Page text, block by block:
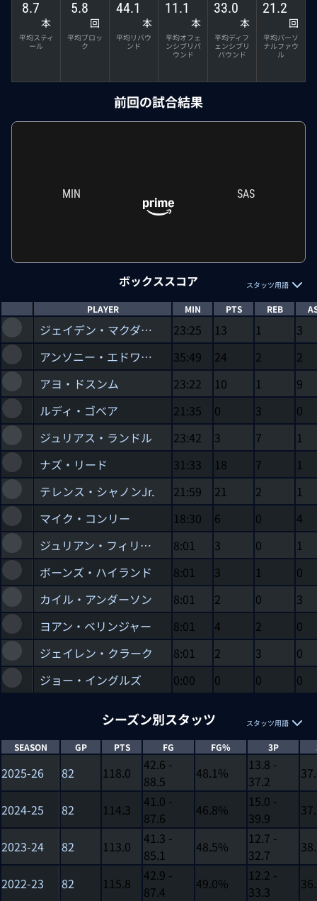
8.7
本
平均スティ
ール
5.8
回
平均ブロッ
ク
44.1
本
平均リバウ
ンド
11.1
本
平均オフェ
ンシブリバ
ウンド
33.0
本
平均ディフ
ェンシブリ
バウンド
21.2
回
平均パーソ
ナルファウ
ル
前回の試合結果
MIN SAS
ボックススコア スタッツ用語
PLAYER MIN PTS REB
ジェイデン・マクダニエルズ 23:25 13 1
3
アンソニー・エドワーズ
35:49 24 2
2
アヨ・ドスンム
23:22 10 1
9
ルディ・ゴべア
21:35 0 3
0
ジュリアス・ランドル
23:42 3 7
1
ナズ・リード
31:33 18 7
1
テレンス・シャノンJr.
21:59 21 2
1
マイク・コンリー
18:30 6 0
4
ジュリアン・フィリップス
8:01 3 0
1
ボーンズ・ハイランド
8:01 3 1
0
カイル・アンダーソン
8:01 2 0
3
ヨアン・ベリンジャー
8:01 4 2
0
ジェイレン・クラーク
8:01 2 3
0
ジョー・イングルズ
0:00 0 0 0
シーズン別スタッツ スタッツ用語
SEASON GP PTS FG FG% 3P
2025-26 82 118.0
42.6 -
88.5
48.1%
13.8 -
37.2
2024-25 82 114.3
41.0 -
87.6
46.8%
15.0 -
39.9
2023-24 82 113.0
41.3 -
85.1
48.5%
12.7 -
32.7
2022-23 82 115.8
42.9 -
87.4
49.0%
12.2 -
33.3